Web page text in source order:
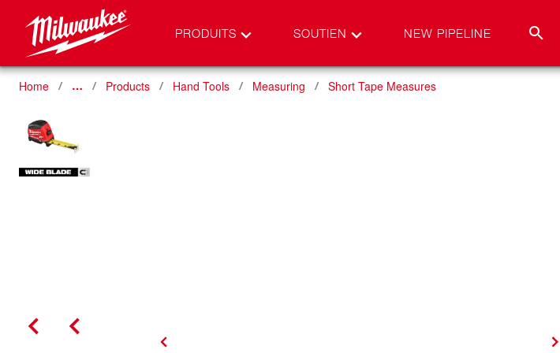
PRODUITS SOUTIEN NEW PIPELINE
Home … Products Hand Tools Measuring Short Tape Measures